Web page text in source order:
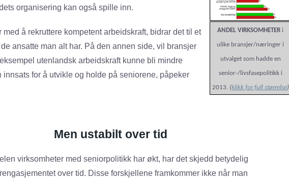
ANDEL VIRKSOMHETER i
ulike bransjer/næringer i
utvalget som hadde en
senior-/livsfasepolitikk i
2013. (klikk for full størrelse)
organisering kan også spille inn.
å rekruttere kompetent arbeidskraft, bidrar det til et
ansatte man alt har. På den annen side, vil bransjer
utenlandsk arbeidskraft kunne bli mindre
innsats for å utvikle og holde på seniorene, påpeker
Men ustabilt over tid
virksomheter med seniorpolitikk har økt, har det skjedd betydelig
over tid. Disse forskjellene framkommer ikke når man